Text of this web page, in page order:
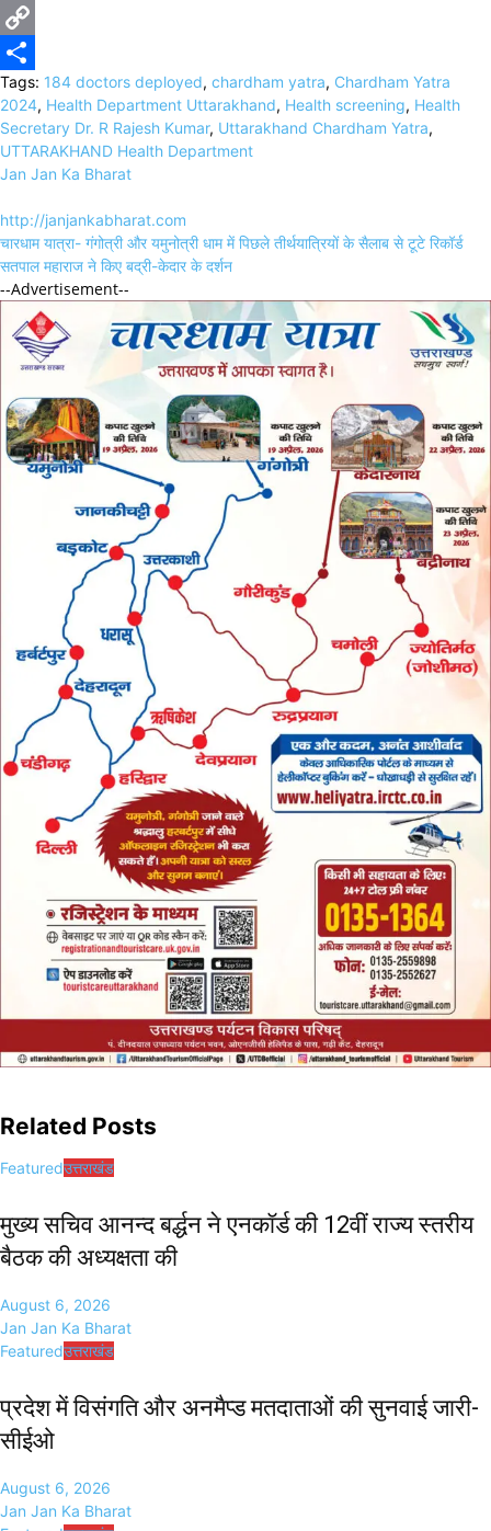
X
Copy
Link
Share
Tags: 184 doctors deployed, chardham yatra, Chardham Yatra
2024, Health Department Uttarakhand, Health screening, Health
Secretary Dr. R Rajesh Kumar, Uttarakhand Chardham Yatra,
UTTARAKHAND Health Department
Jan Jan Ka Bharat
http://janjankabharat.com
Post
navigation
चारधाम यात्रा- गंगोत्री और यमुनोत्री धाम में पिछले तीर्थयात्रियों के सैलाब से टूटे रिकॉर्ड
सतपाल महाराज ने किए बद्री-केदार के दर्शन
--Advertisement--
Related Posts
Featuredउत्तराखंड
मुख्य सचिव आनन्द बर्द्धन ने एनकॉर्ड की 12वीं राज्य स्तरीय
बैठक की अध्यक्षता की
August 6, 2026
Jan Jan Ka Bharat
Featuredउत्तराखंड
प्रदेश में विसंगति और अनमैप्ड मतदाताओं की सुनवाई जारी-
सीईओ
August 6, 2026
Jan Jan Ka Bharat